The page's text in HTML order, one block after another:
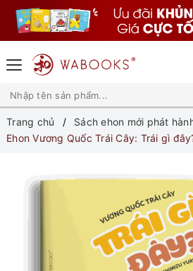
Trang chủ
Sách ehon mới phát
Ehon Vương Quốc Trái Cây: Trái gì